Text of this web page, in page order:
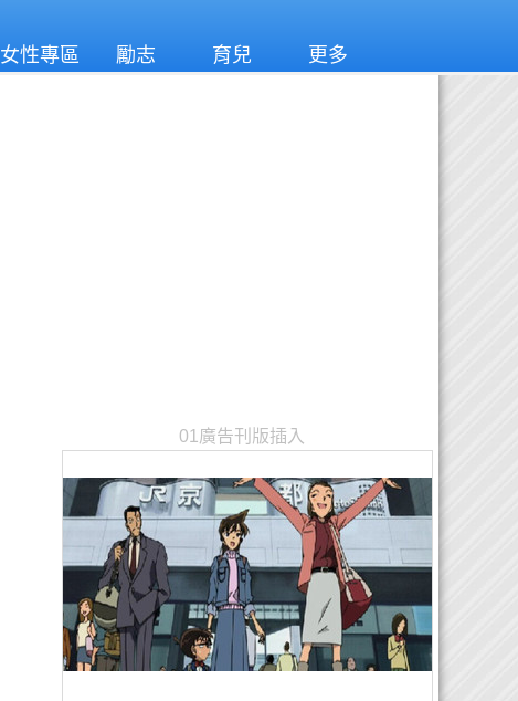
女性專區 勵志 育兒 更多
01廣告刊版插入